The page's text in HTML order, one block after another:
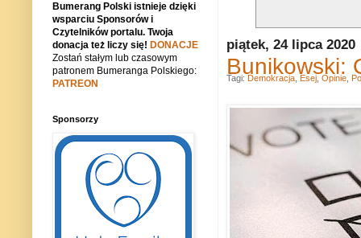
piątek, 24 lipca 2020
Bunikowski:
Tagi: Demokracja Esej Opinie
Bumerang Polski istnieje dzięki
wsparciu Sponsorów i
Czytelników portalu. Twoja
donacja też liczy się! DONACJE
Zostań stałym lub czasowym
patronem Bumeranga Polskiego:
PATREON
Sponsorzy